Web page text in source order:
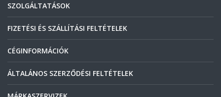
SZOLGÁLTATÁSOK
FIZETÉSI ÉS SZÁLLÍTÁSI FELTÉTELEK
CÉGINFORMÁCIÓK
ÁLTALÁNOS SZERZŐDÉSI FELTÉTELEK